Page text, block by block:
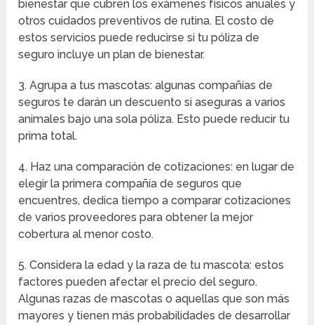
bienestar que cubren los exámenes físicos anuales y
otros cuidados preventivos de rutina. El costo de
estos servicios puede reducirse si tu póliza de
seguro incluye un plan de bienestar.
3. Agrupa a tus mascotas: algunas compañías de
seguros te darán un descuento si aseguras a varios
animales bajo una sola póliza. Esto puede reducir tu
prima total.
4. Haz una comparación de cotizaciones: en lugar de
elegir la primera compañía de seguros que
encuentres, dedica tiempo a comparar cotizaciones
de varios proveedores para obtener la mejor
cobertura al menor costo.
5. Considera la edad y la raza de tu mascota: estos
factores pueden afectar el precio del seguro.
Algunas razas de mascotas o aquellas que son más
mayores y tienen más probabilidades de desarrollar